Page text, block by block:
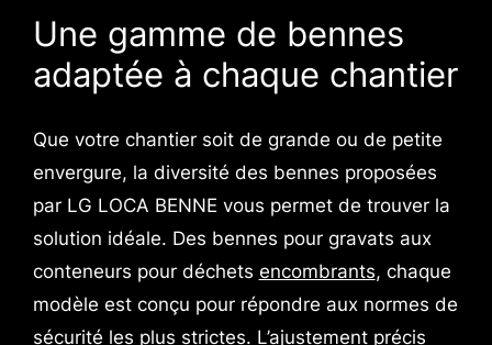
Une gamme de bennes
adaptée à chaque chantier
Que votre chantier soit de grande ou de petite
envergure, la diversité des bennes proposées
par LG LOCA BENNE vous permet de trouver la
solution idéale. Des bennes pour gravats aux
conteneurs pour déchets encombrants, chaque
modèle est conçu pour répondre aux normes de
sécurité les plus strictes. L’ajustement précis